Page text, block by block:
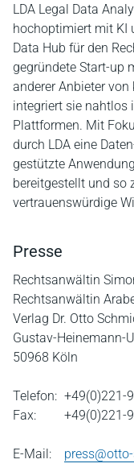
LDA Legal Data
hochoptimiert mit KI
Data Hub für den
gegründete Start-up
anderer Anbieter
integriert sie nahtlos
Plattformen. Mit
durch LDA eine
gestützte
bereitgestellt und so
vertrauenswürdige
Presse
Rechtsanwältin
Rechtsanwältin
Verlag Dr. Otto
Gustav-Heinemann-
50968 Köln
Telefon: +49(0)221-
Fax:
+49(0)221-
E-Mail: